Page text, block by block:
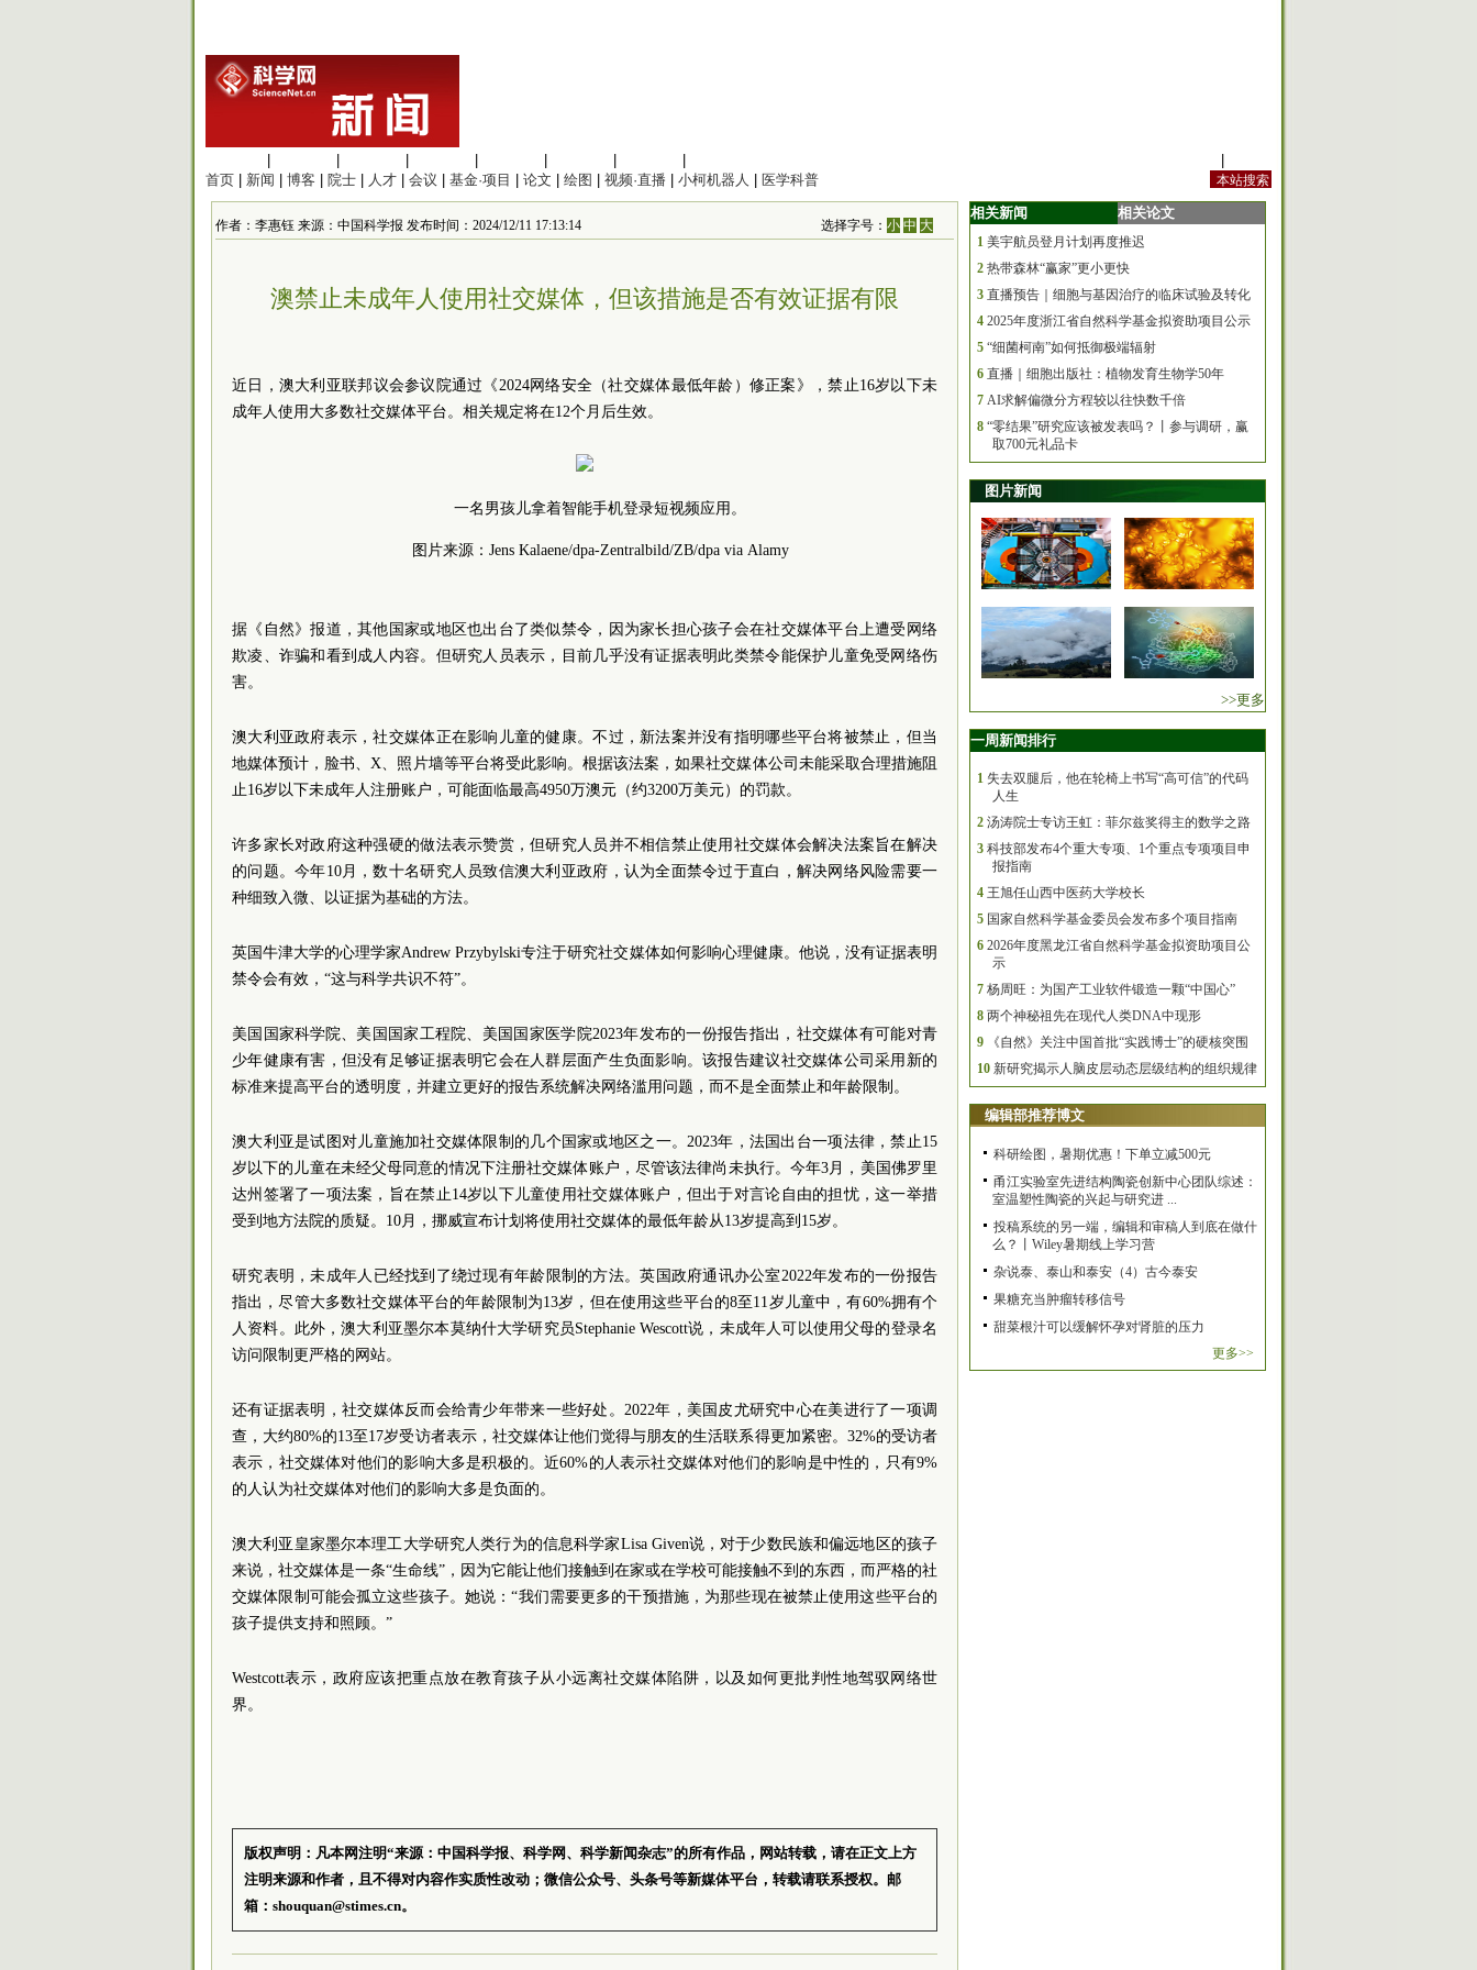
首页
新闻 博客 院士 人才 会议 基金·项目 论文 绘图 视频·直播 小柯机器人 医学科普
作者：李惠钰 来源：中国科学报 发布时间：2024/12/11 17:13:14 选择字号：小 中 大
澳禁止未成年人使用社交媒体，但该措施是否有效证据有限
近日，澳大利亚联邦议会参议院通过《2024网络安全（社交媒体最低年龄）修正案》，禁止16岁以下未
成年人使用大多数社交媒体平台。相关规定将在12个月后生效。
一名男孩儿拿着智能手机登录短视频应用。
图片来源： Jens Kalaene/dpa-Zentralbild/ZB/dpa via Alamy
据《自然》报道，其他国家或地区也出台了类似禁令，因为家长担心孩子会在社交媒体平台上遭受网络
欺凌、诈骗和看到成人内容。但研究人员表示，目前几乎没有证据表明此类禁令能保护儿童免受网络伤
害。
澳大利亚政府表示，社交媒体正在影响儿童的健康。不过，新法案并没有指明哪些平台将被禁止，但当
地媒体预计，脸书、X、照片墙等平台将受此影响。根据该法案，如果社交媒体公司未能采取合理措施阻
止16岁以下未成年人注册账户，可能面临最高4950万澳元（约3200万美元）的罚款。
许多家长对政府这种强硬的做法表示赞赏，但研究人员并不相信禁止使用社交媒体会解决法案旨在解决
的问题。今年10月，数十名研究人员致信澳大利亚政府，认为全面禁令过于直白，解决网络风险需要一
种细致入微、以证据为基础的方法。
英国牛津大学的心理学家Andrew Przybylski专注于研究社交媒体如何影响心理健康。他说，没有证据表明
禁令会有效，“这与科学共识不符”。
美国国家科学院、美国国家工程院、美国国家医学院2023年发布的一份报告指出，社交媒体有可能对青
少年健康有害，但没有足够证据表明它会在人群层面产生负面影响。该报告建议社交媒体公司采用新的
标准来提高平台的透明度，并建立更好的报告系统解决网络滥用问题，而不是全面禁止和年龄限制。
澳大利亚是试图对儿童施加社交媒体限制的几个国家或地区之一。2023年，法国出台一项法律，禁止15
岁以下的儿童在未经父母同意的情况下注册社交媒体账户，尽管该法律尚未执行。今年3月，美国佛罗里
达州签署了一项法案，旨在禁止14岁以下儿童使用社交媒体账户，但出于对言论自由的担忧，这一举措
受到地方法院的质疑。10月，挪威宣布计划将使用社交媒体的最低年龄从13岁提高到15岁。
研究表明，未成年人已经找到了绕过现有年龄限制的方法。英国政府通讯办公室2022年发布的一份报告
指出，尽管大多数社交媒体平台的年龄限制为13岁，但在使用这些平台的8至11岁儿童中，有60%拥有个
人资料。此外，澳大利亚墨尔本莫纳什大学研究员Stephanie Wescott说，未成年人可以使用父母的登录名
访问限制更严格的网站。
还有证据表明，社交媒体反而会给青少年带来一些好处。2022年，美国皮尤研究中心在美进行了一项调
查，大约80%的13至17岁受访者表示，社交媒体让他们觉得与朋友的生活联系得更加紧密。32%的受访者
表示，社交媒体对他们的影响大多是积极的。近60%的人表示社交媒体对他们的影响是中性的，只有9%
的人认为社交媒体对他们的影响大多是负面的。
澳大利亚皇家墨尔本理工大学研究人类行为的信息科学家Lisa Given说，对于少数民族和偏远地区的孩子
来说，社交媒体是一条“生命线”，因为它能让他们接触到在家或在学校可能接触不到的东西，而严格的社
交媒体限制可能会孤立这些孩子。她说：“我们需要更多的干预措施，为那些现在被禁止使用这些平台的
孩子提供支持和照顾。”
Westcott表示，政府应该把重点放在教育孩子从小远离社交媒体陷阱，以及如何更批判性地驾驭网络世
界。
版权声明：凡本网注明“来源：中国科学报、科学网、科学新闻杂志”的所有作品，网站转载，请在正文上方
注明来源和作者，且不得对内容作实质性改动；微信公众号、头条号等新媒体平台，转载请联系授权。邮
箱：shouquan@stimes.cn。
相关新闻 相关论文
1 美宇航员登月计划再度推迟
2 热带森林“赢家”更小更快
3 直播预告｜细胞与基因治疗的临床试验及转化
4 2025年度浙江省自然科学基金拟资助项目公示
5 “细菌柯南”如何抵御极端辐射
6 直播｜细胞出版社：植物发育生物学50年
7 AI求解偏微分方程较以往快数千倍
8 “零结果”研究应该被发表吗？丨参与调研，赢
取700元礼品卡
图片新闻
>>更多
一周新闻排行
1 失去双腿后，他在轮椅上书写“高可信”的代码
人生
2 汤涛院士专访王虹：菲尔兹奖得主的数学之路
3 科技部发布4个重大专项、1个重点专项项目申
报指南
4 王旭任山西中医药大学校长
5 国家自然科学基金委员会发布多个项目指南
6 2026年度黑龙江省自然科学基金拟资助项目公
示
7 杨周旺：为国产工业软件锻造一颗“中国心”
8 两个神秘祖先在现代人类DNA中现形
9
《自然》关注中国首批“实践博士”的硬核突围
10 新研究揭示人脑皮层动态层级结构的组织规律
编辑部推荐博文
科研绘图，暑期优惠！下单立减500元
甬江实验室先进结构陶瓷创新中心团队综述：
室温塑性陶瓷的兴起与研究进 ...
投稿系统的另一端，编辑和审稿人到底在做什
么？丨Wiley暑期线上学习营
杂说泰、泰山和泰安（4）古今泰安
果糖充当肿瘤转移信号
甜菜根汁可以缓解怀孕对肾脏的压力
更多>>